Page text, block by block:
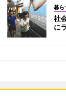
暮ら
社
に